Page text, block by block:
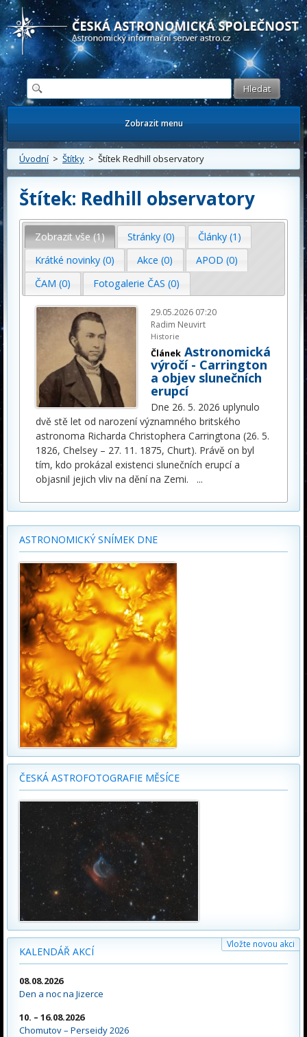
Česká astronomická společnost - Informační astronomický server
Zobrazit menu
Úvodní > Štítky > Štítek Redhill observatory
Štítek: Redhill observatory
Zobrazit vše (1) Stránky (0)
Články (1)
Krátké novinky (0)
Akce (0)
APOD (0)
ČAM (0)
Fotogalerie ČAS (0)
29.05.2026 07:20
Radim Neuvirt
Historie
Článek Astronomická
výročí - Carrington
a objev slunečních
erupcí
Dne 26. 5. 2026 uplynulo
dvě stě let od narození významného britského
astronoma Richarda Christophera Carringtona (26. 5.
1826, Chelsey – 27. 11. 1875, Churt). Právě on byl
tím, kdo prokázal existenci slunečních erupcí a
objasnil jejich vliv na dění na Zemi. ...
ASTRONOMICKÝ SNÍMEK DNE
ČESKÁ ASTROFOTOGRAFIE MĚSÍCE
KALENDÁŘ AKCÍ
Vložte novou akci
08.08.2026
Den a noc na Jizerce
10. – 16.08.2026
Chomutov – Perseidy 2026